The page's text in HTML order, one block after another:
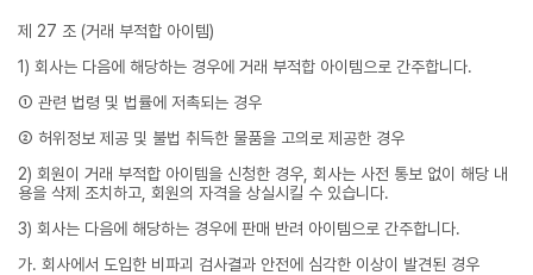
제 27 조 (거래 부적합 아이템)
1) 회사는 다음에 해당하는 경우에 거래 부적합 아이템으로 간주합니다.
① 관련 법령 및 법률에 저촉되는 경우
② 허위정보 제공 및 불법 취득한 물품을 고의로 제공한 경우
2) 회원이 거래 부적합 아이템을 신청한 경우, 회사는 사전 통보 없이 해당 내
용을 삭제 조치하고, 회원의 자격을 상실시킬 수 있습니다.
3) 회사는 다음에 해당하는 경우에 판매 반려 아이템으로 간주합니다.
가. 회사에서 도입한 비파괴 검사결과 안전에 심각한 이상이 발견된 경우